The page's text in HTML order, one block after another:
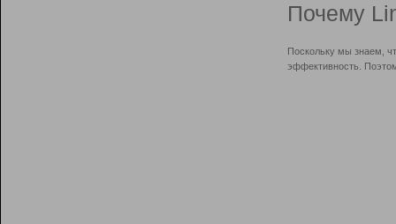
Почему
Поскольку мы знаем,
эффективность.